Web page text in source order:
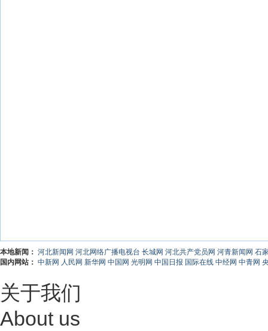
本地新闻： 河北新闻网 河北网络广播电视台 长城网 河北共产党员网 河青新闻网 石
国内网站： 中新网 人民网 新华网 中国网 光明网 中国日报 国际在线 中经网 中青网
关于我们
About us